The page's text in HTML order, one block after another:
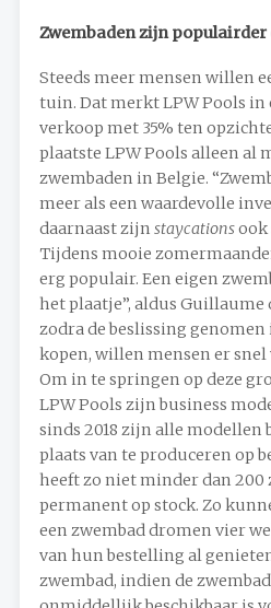
Zwembaden zijn populairder
Steeds meer mensen willen
tuin. Dat merkt LPW Pools in
verkoop met 35% ten opzichte
plaatste LPW Pools alleen al
zwembaden in Belgie.
meer als een waardevolle
daarnaast zijn staycationsook
Tijdens mooie
erg populair. Een eigen
het plaatje”, aldus Guillaume
zodra de beslissing genomen
kopen, willen mensen er
Om in te springen op deze
LPW Pools zijn business
sinds 2018 zijn alle modellen
plaats van te produceren op
heeft zo niet minder dan 200
permanent op stock. Zo
een zwembad dromen vier
van hun bestelling al
zwembad, indien de